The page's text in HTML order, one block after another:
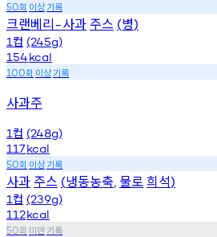
50회 이상기록
크랜베리 -사과 주스 (병)
1 컵 (245g)
154kcal
100회 이상기록
사과주
1 컵 (248g)
117kcal
50회 이상기록
사과 주스 (냉동농축, 물로 희석)
1 컵 (239g)
112kcal
50회 미만기록